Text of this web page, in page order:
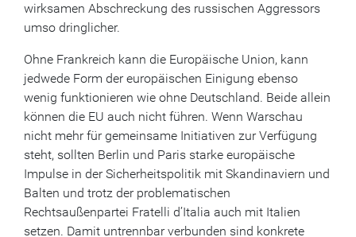
wirksamen Abschreckung des russischen Aggressors
umso dringlicher.
Ohne Frankreich kann die Europäische Union, kann
jedwede Form der europäischen Einigung ebenso
wenig funktionieren wie ohne Deutschland. Beide allein
können die EU auch nicht führen. Wenn Warschau
nicht mehr für gemeinsame Initiativen zur Verfügung
steht, sollten Berlin und Paris starke europäische
Impulse in der Sicherheitspolitik mit Skandinaviern und
Balten und trotz der problematischen
Rechtsaußenpartei Fratelli d’Italia auch mit Italien
setzen. Damit untrennbar verbunden sind konkrete